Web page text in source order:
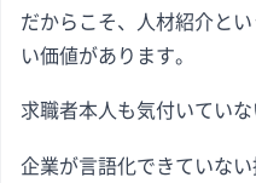
だからこそ、人材紹介と
い価値があります。
求職者本人も気付いてい
企業が言語化できていな